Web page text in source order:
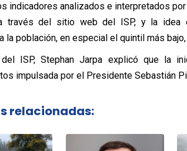
indicadores analizados e interpretados
través del sitio web del ISP, y la idea
la población, en especial el quintil más
ISP, Stephan Jarpa explicó que la
impulsada por el Presidente Sebastián
relacionadas: